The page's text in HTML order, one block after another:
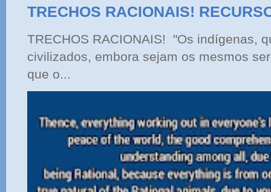
TRECHOS RACIONAIS!
TRECHOS RACIONAIS! "Os indígenas,
civilizados, embora sejam os mesmos
que o...